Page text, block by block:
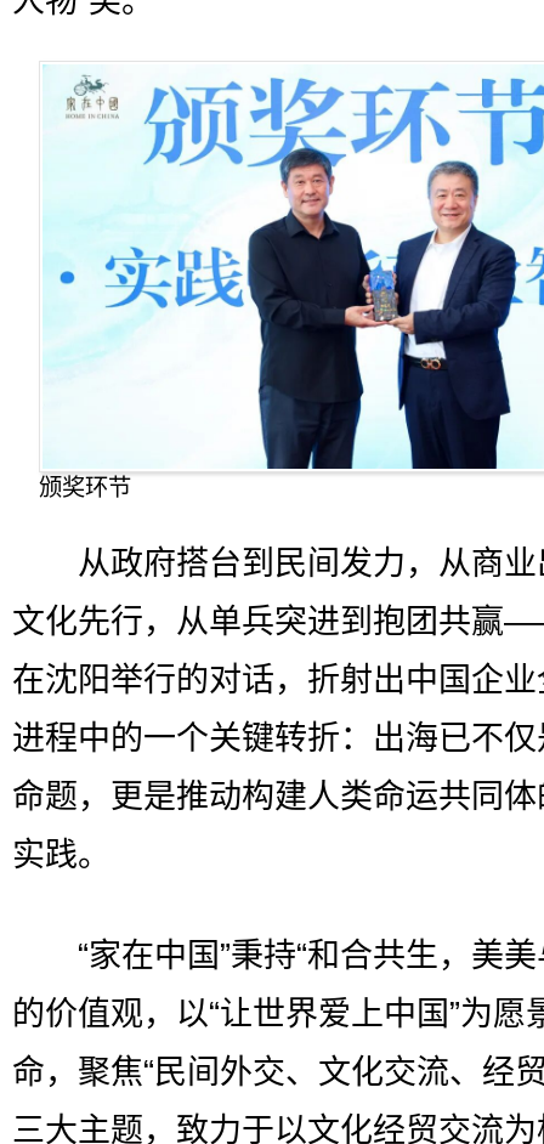
颁奖环节
从政府搭台到民间发力，从商业
文化先行，从单兵突进到抱团共赢
在沈阳举行的对话，折射出中国企
进程中的一个关键转折：出海已不
命题，更是推动构建人类命运共同
实践。
“家在中国”秉持“和合共生，美美
的价值观，以“让世界爱上中国”为愿
命，聚焦“民间外交、文化交流、经
三大主题，致力于以文化经贸交流